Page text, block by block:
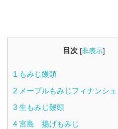
目次 [非表示]
1 もみじ饅頭
2 メープルもみじフィナンシェ
3 生もみじ饅頭
4 宮島 揚げもみじ